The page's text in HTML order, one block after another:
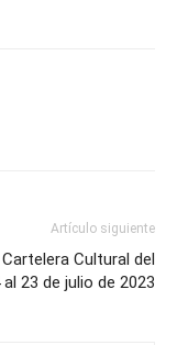
Artículo siguiente
Cultural del
al 23 de julio de 2023